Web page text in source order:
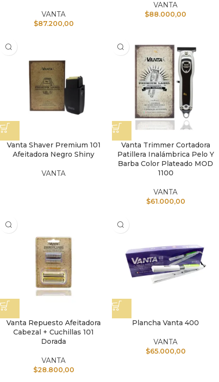
VANTA
$87.200,00
VANTA
$88.000,00
Vanta Shaver Premium 101
Afeitadora Negro Shiny
VANTA
Vanta Trimmer Cortadora
Patillera Inalámbrica Pelo Y
Barba Color Plateado MOD
1100
VANTA
$61.000,00
Vanta Repuesto Afeitadora
Cabezal + Cuchillas 101
Dorada
VANTA
$28.800,00
Plancha Vanta 400
VANTA
$65.000,00